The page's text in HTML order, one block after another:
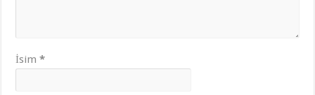
İsim*